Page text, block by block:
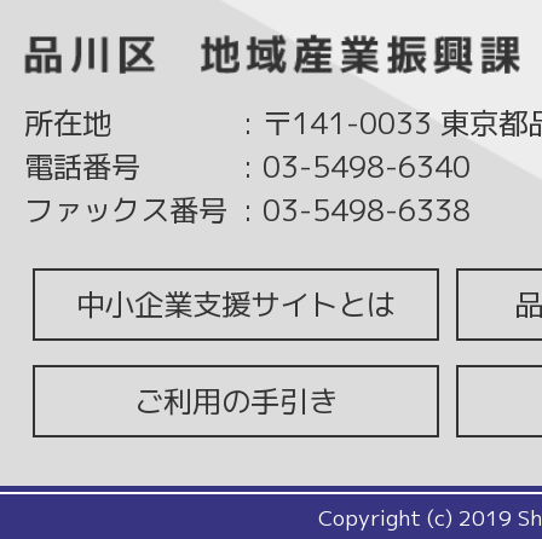
所在地 : 〒141-0033 東京都
電話番号
: 03-5498-6340
ファックス番号 : 03-5498-6338
中小企業支援サイトとは
ご利用の手引き
Copyright (c) 2019